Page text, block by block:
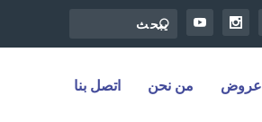
عروض من نحن اتصل بنا